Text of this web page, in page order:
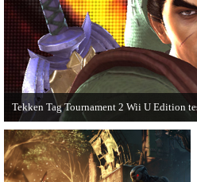
Square Enix techdemója is ütött.
Tekken Tag Tournament 2 Wii U Edition
Az extrákkal felturbózott Tekken Tag
sikeredett.